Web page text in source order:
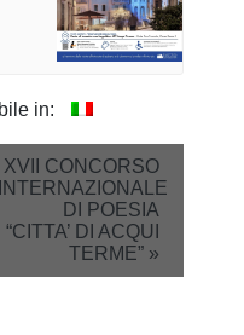
in:
XVII CONCORSO
INTERNAZIONALE
DI POESIA
“CITTA’ DI ACQUI
TERME” »